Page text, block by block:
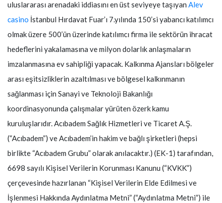
uluslararası arenadaki iddiasını en üst seviyeye taşıyan Alev
casino İstanbul Hırdavat Fuar’ı 7.yılında 150’si yabancı katılımcı
olmak üzere 500’ün üzerinde katılımcı firma ile sektörün ihracat
hedeflerini yakalamasına ve milyon dolarlık anlaşmaların
imzalanmasına ev sahipliği yapacak. Kalkınma Ajansları bölgeler
arası eşitsizliklerin azaltılması ve bölgesel kalkınmanın
sağlanması için Sanayi ve Teknoloji Bakanlığı
koordinasyonunda çalışmalar yürüten özerk kamu
kuruluşlarıdır. Acıbadem Sağlık Hizmetleri ve Ticaret A.Ş.
(“Acıbadem”) ve Acıbadem’in hakim ve bağlı şirketleri (hepsi
birlikte “Acıbadem Grubu” olarak anılacaktır.) (EK-1) tarafından,
6698 sayılı Kişisel Verilerin Korunması Kanunu (“KVKK”)
çerçevesinde hazırlanan “Kişisel Verilerin Elde Edilmesi ve
İşlenmesi Hakkında Aydınlatma Metni” (“Aydınlatma Metni”) ile